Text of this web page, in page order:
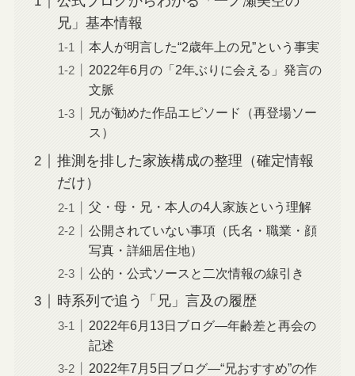
兄」基本情報
本人が明言した“2歳年上の兄”という事実
2022年6月の「2年ぶりに会える」発言の
文脈
兄が勧めた作品エピソード（再登場ソー
ス）
推測を排した家族構成の整理（確定情報
だけ）
父・母・兄・本人の4人家族という理解
公開されていない事項（氏名・職業・顔
写真・詳細居住地）
公的・公式ソースと二次情報の線引き
時系列で追う「兄」言及の履歴
2022年6月13日ブログ—年齢差と再会の
記述
2022年7月5日ブログ—“兄おすすめ”の作